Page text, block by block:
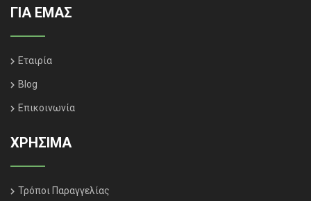
ΓΙΑ ΕΜΑΣ
Εταιρία
Blog
Επικοινωνία
ΧΡΗΣΙΜΑ
Τρόποι Παραγγελίας